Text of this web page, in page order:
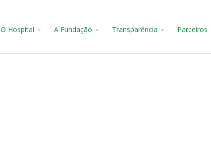
O Hospital A Fundação Transparência Parceiros